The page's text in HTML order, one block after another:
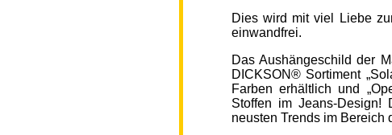
Dies wird mit viel Liebe
einwandfrei.
Das Aushängeschild der
DICKSON® Sortiment
Farben erhältlich und
Stoffen im Jeans-
neusten Trends im